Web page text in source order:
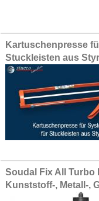
Kartuschenpresse
Stuckleisten aus
Soudal Fix All Turbo
Kunststoff-, Metall-,